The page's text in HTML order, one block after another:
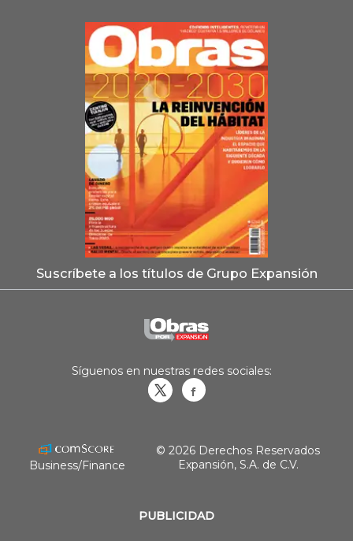
Suscríbete a los títulos de Grupo Expansión
PUBLICIDAD
Síguenos en nuestras redes sociales:
Business/Finance
© 2026 Derechos Reservados
Expansión, S.A. de C.V.